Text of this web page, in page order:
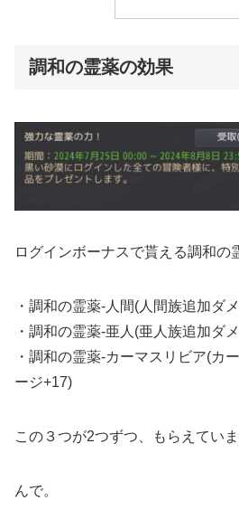
調和の霊薬の効果
ログインボーナスで貰える調和の
・調和の霊薬-人間(人間族追加ダ
・調和の霊薬-亜人(亜人族追加ダ
・調和の霊薬-カーマスリビア(カ
ージ+17)
この３つが2つずつ、もらえていま
んで。